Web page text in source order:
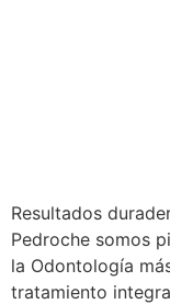
Resultados
Pedroche somos
la Odontología
tratamiento